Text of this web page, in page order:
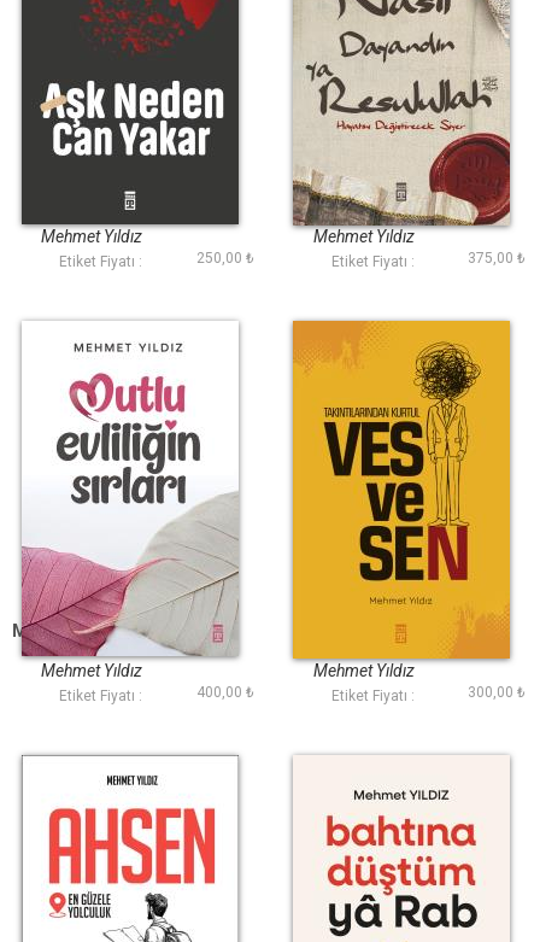
Aşk Neden Can
Mehmet Yıldız
Etiket Fiyatı : 250,00 ₺
Nasıl Dayandın Ya
Rasulullah
Mehmet Yıldız
Etiket Fiyatı : 375,00 ₺
Mutlu Evliliğin Sırları
Mehmet Yıldız
Etiket Fiyatı : 400,00 ₺
Vesvesen
Mehmet Yıldız
Etiket Fiyatı : 300,00 ₺